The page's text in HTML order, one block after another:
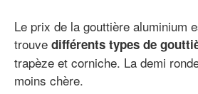
Le prix de la gouttière aluminium
trouve différents types de
trapèze et corniche. La demi
moins chère.